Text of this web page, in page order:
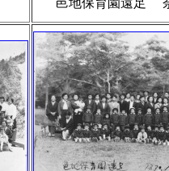
邑地保育園遠足